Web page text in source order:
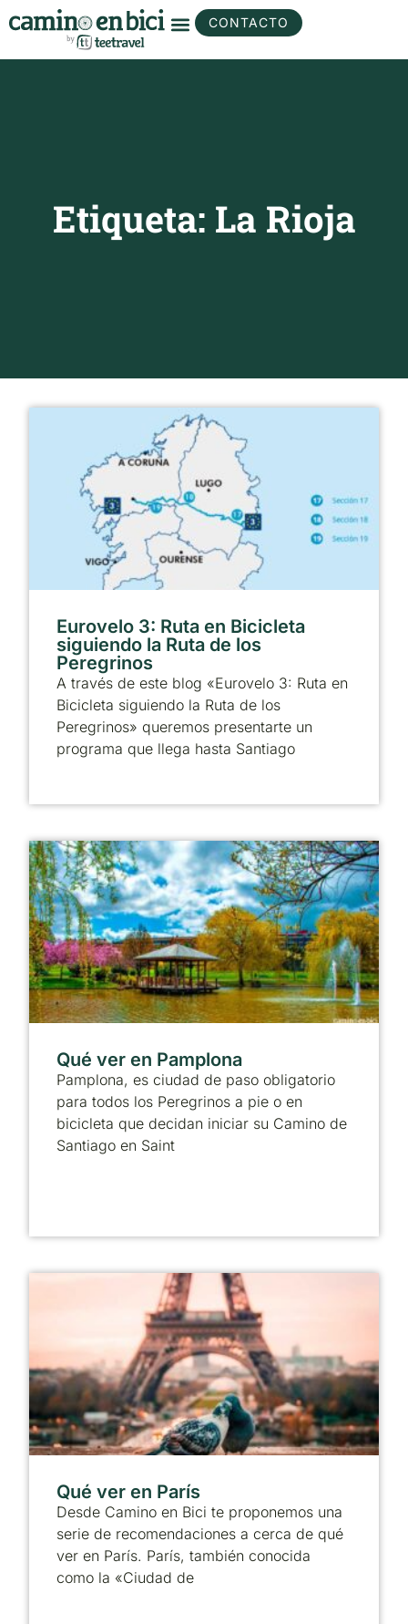
CONTACTO
Etiqueta: La Rioja
Eurovelo 3: Ruta en Bicicleta
siguiendo la Ruta de los
Peregrinos
A través de este blog «Eurovelo 3: Ruta en
Bicicleta siguiendo la Ruta de los
Peregrinos» queremos presentarte un
programa que llega hasta Santiago
Qué ver en Pamplona
Pamplona, es ciudad de paso obligatorio
para todos los Peregrinos a pie o en
bicicleta que decidan iniciar su Camino de
Santiago en Saint
Qué ver en París
Desde Camino en Bici te proponemos una
serie de recomendaciones a cerca de qué
ver en París. París, también conocida
como la «Ciudad de